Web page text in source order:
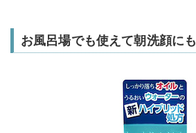
お風呂場でも使えて朝洗顔にも